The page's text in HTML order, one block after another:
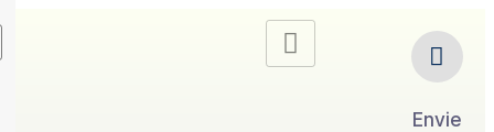
Envie